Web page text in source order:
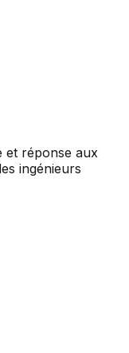
et réponse aux
ingénieurs